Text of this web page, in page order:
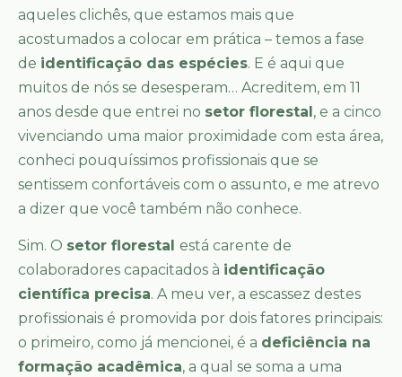
aqueles clichês, que estamos mais que
acostumados a colocar em prática – temos a fase
de identificação das espécies. E é aqui que
muitos de nós se desesperam… Acreditem, em 11
anos desde que entrei no setor florestal, e a cinco
vivenciando uma maior proximidade com esta área,
conheci pouquíssimos profissionais que se
sentissem confortáveis com o assunto, e me atrevo
a dizer que você também não conhece.
Sim. O setor florestal está carente de
colaboradores capacitados à identificação
científica precisa. A meu ver, a escassez destes
profissionais é promovida por dois fatores principais:
o primeiro, como já mencionei, é a deficiência na
formação acadêmica, a qual se soma a uma